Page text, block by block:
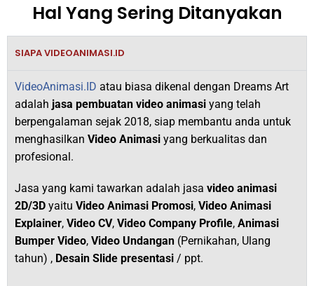
Hal Yang Sering Ditanyakan
SIAPA VIDEOANIMASI.ID
VideoAnimasi.ID atau biasa dikenal dengan Dreams Art
adalah jasa pembuatan video animasi yang telah
berpengalaman sejak 2018, siap membantu anda untuk
menghasilkan Video Animasi yang berkualitas dan
profesional.
Jasa yang kami tawarkan adalah jasa video animasi
2D/3D yaitu Video Animasi Promosi, Video Animasi
Explainer, Video CV, Video Company Profile, Animasi
Bumper Video, Video Undangan (Pernikahan, Ulang
tahun) , Desain Slide presentasi / ppt.